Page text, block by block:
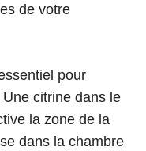
de votre
pour
citrine dans le
la zone de la
dans la chambre